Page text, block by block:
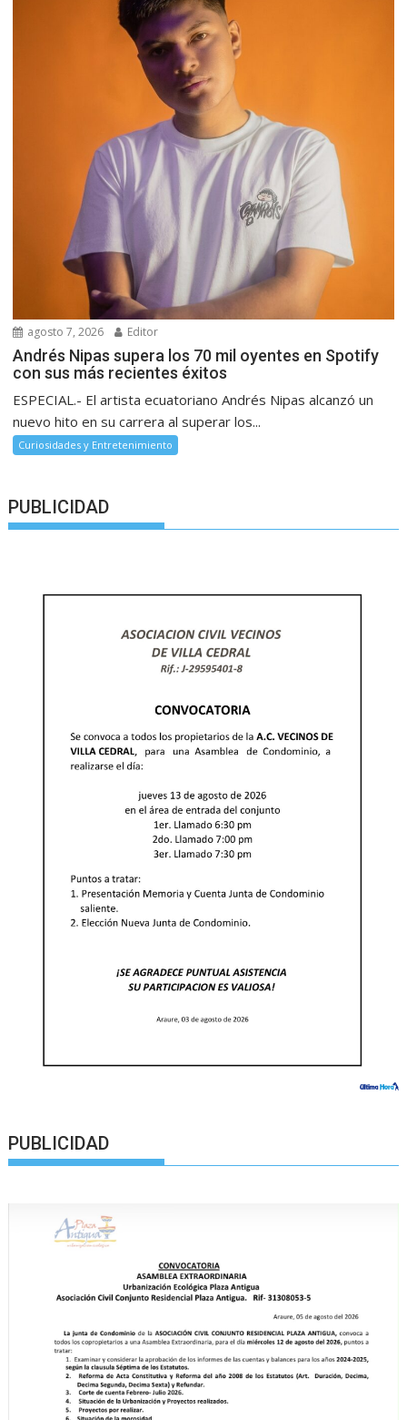
agosto 7, 2026 Editor
Andrés Nipas supera los 70 mil oyentes en Spotify
con sus más recientes éxitos
ESPECIAL.- El artista ecuatoriano Andrés Nipas alcanzó un
nuevo hito en su carrera al superar los...
Curiosidades y Entretenimiento
PUBLICIDAD
PUBLICIDAD